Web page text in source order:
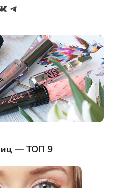
Telegram
— ТОП 9